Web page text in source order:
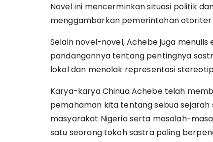
Novel ini mencerminkan situasi politik
menggambarkan pemerintahan
Selain novel-novel, Achebe juga
pandangannya tentang pentingnya
lokal dan menolak representasi
Karya-karya Chinua Achebe telah
pemahaman kita tentang sebua
masyarakat Nigeria serta masalah-
satu seorang tokoh sastra paling